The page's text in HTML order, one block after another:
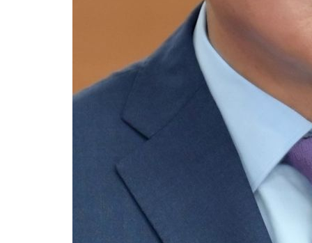
손흥민, 5경기 연속골 실패…LAFC는 승부차기 끝 과달라하라 격파
내일까지 39도 '펄펄'…기상청 "태풍 지나며 폭염 잠시 꺾인다"